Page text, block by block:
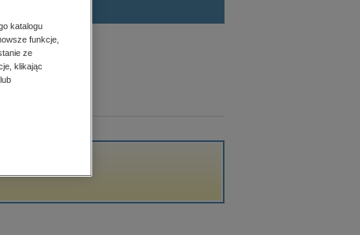
katalogu
funkcje,
ze
klikając